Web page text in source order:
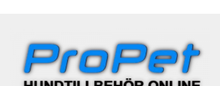
olika
alternativen
kan
väljas
olika
alternativen
väljas